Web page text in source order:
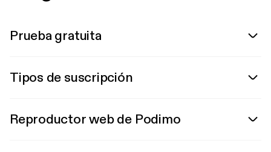
Prueba gratuita
Tipos de suscripción
Reproductor web de Podimo